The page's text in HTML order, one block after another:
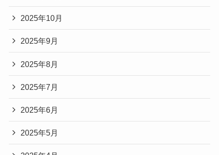
2025年10月
2025年9月
2025年8月
2025年7月
2025年6月
2025年5月